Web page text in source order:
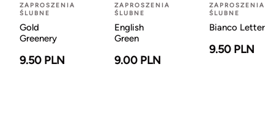
ZAPROSZENIA
ŚLUBNE
Gold
Greenery
9.50 PLN
ZAPROSZENIA
ŚLUBNE
English
Green
9.00 PLN
ZAPROSZENIA
ŚLUBNE
Bianco Letter
9.50 PLN